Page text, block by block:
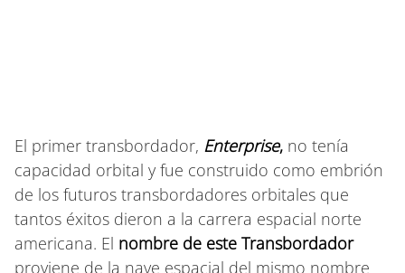
El primer transbordador, Enterprise, no tenía
capacidad orbital y fue construido como embrión
de los futuros transbordadores orbitales que
tantos éxitos dieron a la carrera espacial norte
americana. El nombre de este Transbordador
proviene de la nave espacial del mismo nombre